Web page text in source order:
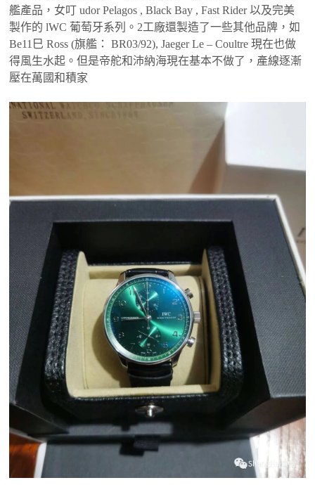
艦產品，女叮 udor Pelagos , Black Bay , Fast Rider 以及完美
製作的 lWC 葡萄牙系列。2工廠還製造了一些其他品牌，如
Be11巳 Ross (旗艦： BR03/92), Jaeger Le – Coultre 現在也做
得風生水起。但是帝舵和沛納海現在基本不做了，產線逐漸
壓在萬國和積家